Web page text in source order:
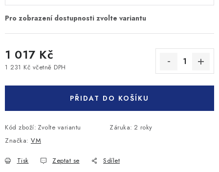
1 017 Kč
1 231 Kč včetně DPH
PŘIDAT DO KOŠÍKU
Kód zboží: Zvolte variantu Záruka: 2 roky
Značka: VM
Tisk Zeptat se Sdílet